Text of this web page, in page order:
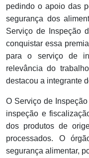
pedindo o apoio das
segurança dos
Serviço de Inspeção
conquistar essa
para o serviço de
relevância do
destacou a integrante
O Serviço de
inspeção e
dos produtos de
processados. O
segurança alimentar,